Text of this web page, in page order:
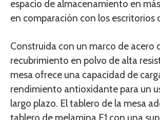
espacio de almacenamiento en
en comparación con los escritorios
Construida con un marco de acero
recubrimiento en polvo de alta
mesa ofrece una capacidad de
rendimiento antioxidante para un
largo plazo. El tablero de la mesa